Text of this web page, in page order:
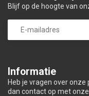
Informatie
Heb je vragen over
dan contact op met
Blijf op de hoogte van